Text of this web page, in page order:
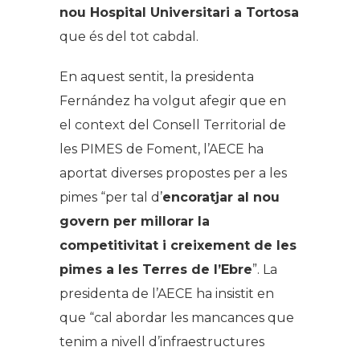
nou Hospital Universitari a Tortosa
que és del tot cabdal.
En aquest sentit, la presidenta
Fernández ha volgut afegir que en
el context del Consell Territorial de
les PIMES de Foment, l’AECE ha
aportat diverses propostes per a les
pimes “per tal d’encoratjar al nou
govern per millorar la
competitivitat i creixement de les
pimes a les Terres de l’Ebre”. La
presidenta de l’AECE ha insistit en
que “cal abordar les mancances que
tenim a nivell d’infraestructures